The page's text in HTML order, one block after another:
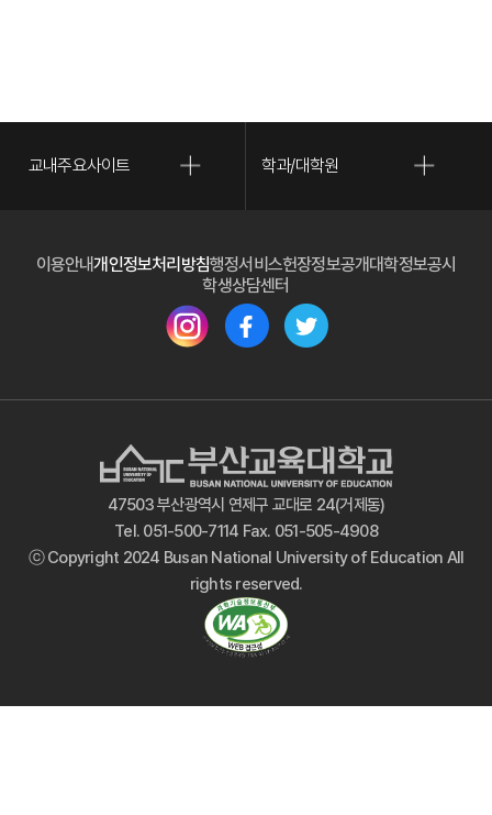
컴퓨터 자유실습실 및 근로학생 관리
교직원/학생 IT 관련 문의 대응
교내주요사이트 학과/대학원
이용안내개인정보처리방침행정서비스헌장정보공개대학정보공시
학생상담센터
(새 창 열림)(새 창 열림)(새 창 열림)
47503 부산광역시 연제구 교대로 24(거제동)
Tel. 051-500-7114 Fax. 051-505-4908
ⓒ Copyright 2024 Busan National University of Education All
rights reserved.
(새 창 열림)